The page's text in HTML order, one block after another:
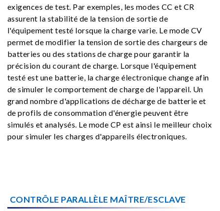
exigences de test. Par exemples, les modes CC et CR
assurent la stabilité de la tension de sortie de
l'équipement testé lorsque la charge varie. Le mode CV
permet de modifier la tension de sortie des chargeurs de
batteries ou des stations de charge pour garantir la
précision du courant de charge. Lorsque l'équipement
testé est une batterie, la charge électronique change afin
de simuler le comportement de charge de l'appareil. Un
grand nombre d'applications de décharge de batterie et
de profils de consommation d'énergie peuvent être
simulés et analysés. Le mode CP est ainsi le meilleur choix
pour simuler les charges d'appareils électroniques.
CONTRÔLE PARALLÈLE MAÎTRE/ESCLAVE